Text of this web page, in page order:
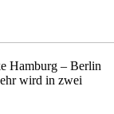
Hamburg – Berlin
wird in zwei